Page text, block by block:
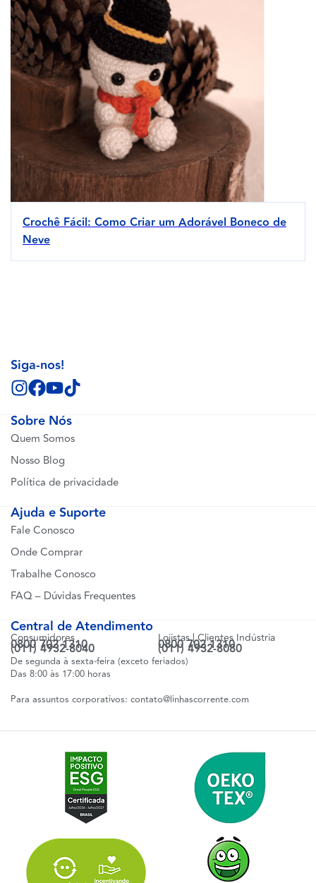
Crochê Fácil: Como Criar um Adorável Boneco de
Neve
Sobre Nós
Quem Somos
Nosso Blog
Política de privacidade
Ajuda e Suporte
Fale Conosco
Onde Comprar
Trabalhe Conosco
FAQ – Dúvidas Frequentes
Central de Atendimento
Consumidores
0800 702 1310
(011) 4932-8040
Lojistas | Clientes Indústria
0800 702 1310
(011) 4932-8080
De segunda à sexta-feira (exceto feriados)
Das 8:00 às 17:00 horas
Para assuntos corporativos: contato@linhascorrente.com
Siga-nos!